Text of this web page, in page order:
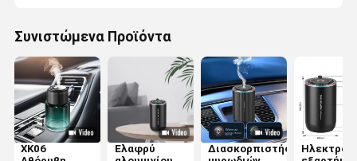
Συνιστώμενα Προϊόντα
XK06
Ελαφρύ
Διασκορπιστής